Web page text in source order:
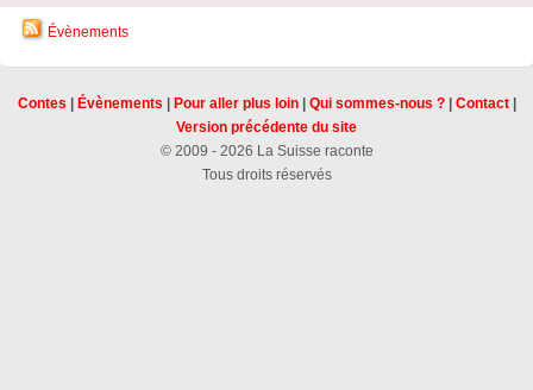
Évènements
Contes Évènements Pour aller plus loin| Qui sommes-nous ?| Contact|
Version précédente du site
© 2009 - 2026 La Suisse raconte
Tous droits réservés